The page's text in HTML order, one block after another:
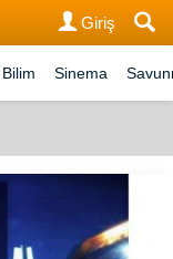
Giriş
Bilim Sinema